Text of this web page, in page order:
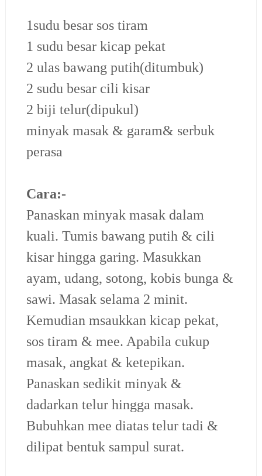
1sudu besar sos tiram
1 sudu besar kicap pekat
2 ulas bawang putih(ditumbuk)
2 sudu besar cili kisar
2 biji telur(dipukul)
minyak masak & garam& serbuk
perasa
Cara:-
Panaskan minyak masak dalam
kuali. Tumis bawang putih & cili
kisar hingga garing. Masukkan
ayam, udang, sotong, kobis bunga &
sawi. Masak selama 2 minit.
Kemudian msaukkan kicap pekat,
sos tiram & mee. Apabila cukup
masak, angkat & ketepikan.
Panaskan sedikit minyak &
dadarkan telur hingga masak.
Bubuhkan mee diatas telur tadi &
dilipat bentuk sampul surat.